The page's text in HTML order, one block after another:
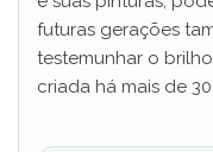
futuras gerações
testemunhar o
criada há mais de